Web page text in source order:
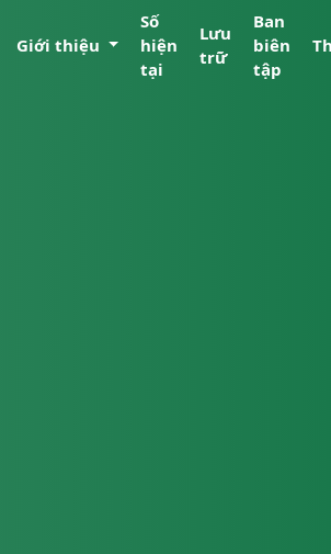
Giới thiệu
Số
hiện
tại
Lưu
trữ
Ban
biên
tập